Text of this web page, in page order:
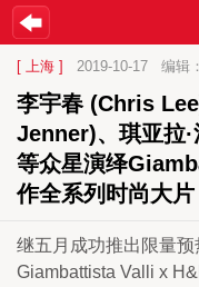
[ 上海 ] 2019-10-17 编辑
李宇春 (Chris
Jenner)、琪亚拉
等众星演绎
作全系列时尚大片
继五月成功推出限量
Giambattista Valli x